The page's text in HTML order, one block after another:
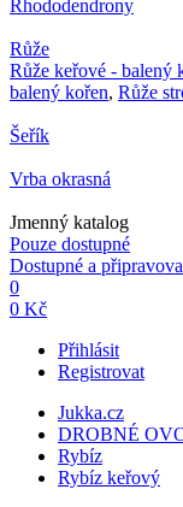
Rhododendrony
Růže
Růže keřové - balený
balený kořen, Růže
Šeřík
Vrba okrasná
Jmenný katalog
Pouze dostupné
Dostupné a
0
0 Kč
Přihlásit
Registrovat
Jukka.cz
DROBNÉ
Rybíz
Rybíz keřový